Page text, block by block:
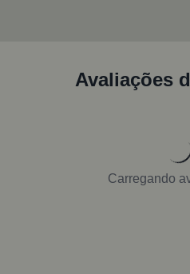
Avaliações
Carregando